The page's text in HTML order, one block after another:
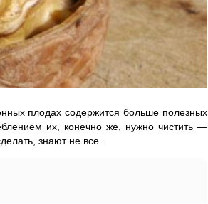
плодах содержится больше полезных
их, конечно же, нужно чистить —
знают не все.